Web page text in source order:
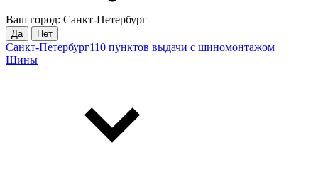
Ваш город: Санкт-Петербург
Да Нет
Санкт-Петербург110 пунктов выдачи с шиномонтажом
Шины